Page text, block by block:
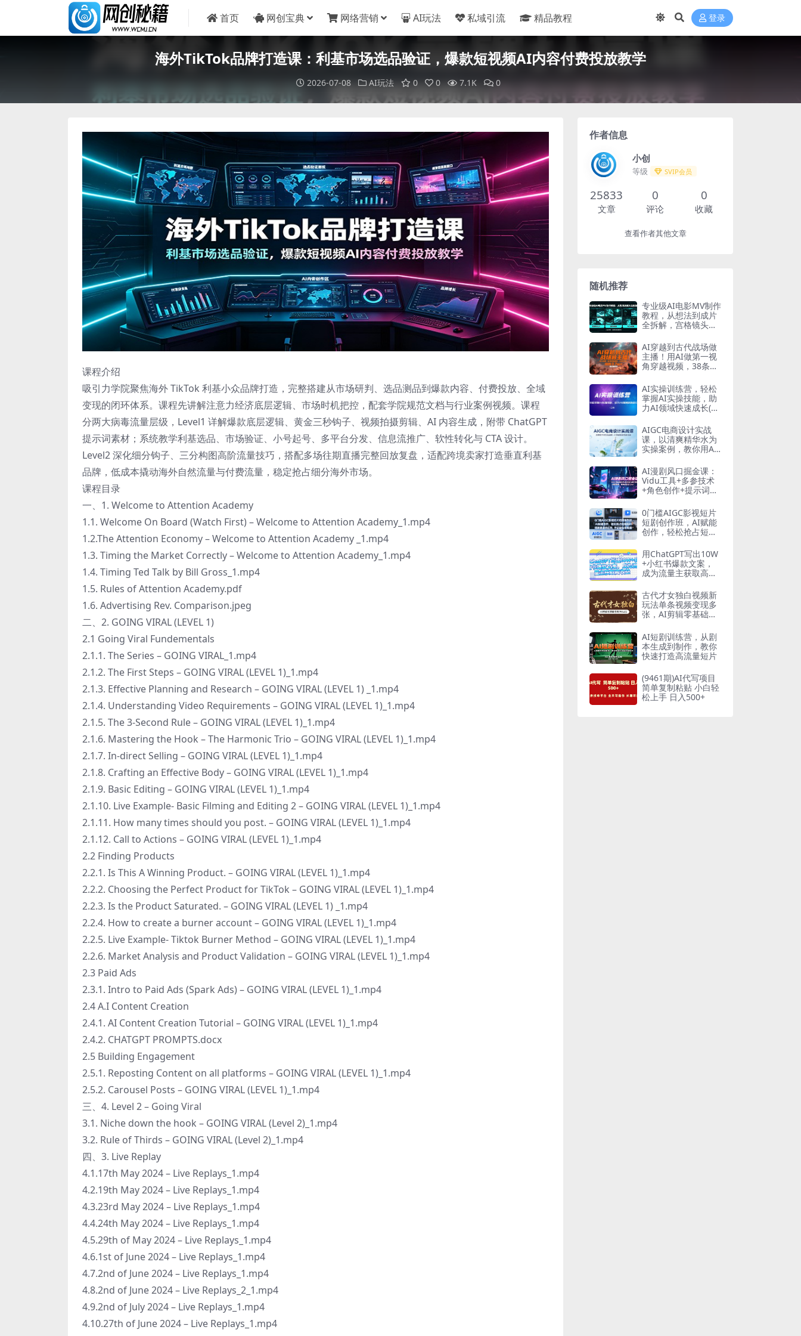
首页 网创宝典 网络营销 AI玩法 私域引流 精品教程 登录
海外TikTok品牌打造课：利基市场选品验证，爆款短视频AI内容付费投放教学
2026-07-08 AI玩法 0 0 7.1K 0
课程介绍
吸引力学院聚焦海外 TikTok 利基小众品牌打造，完整搭建从市场研判、选品测品到爆款内容、付费投放、全域
变现的闭环体系。课程先讲解注意力经济底层逻辑、市场时机把控，配套学院规范文档与行业案例视频。课程
分两大病毒流量层级，Level1 详解爆款底层逻辑、黄金三秒钩子、视频拍摄剪辑、AI 内容生成，附带 ChatGPT
提示词素材；系统教学利基选品、市场验证、小号起号、多平台分发、信息流推广、软性转化与 CTA 设计。
Level2 深化细分钩子、三分构图高阶流量技巧，搭配多场往期直播完整回放复盘，适配跨境卖家打造垂直利基
品牌，低成本撬动海外自然流量与付费流量，稳定抢占细分海外市场。
课程目录
一、1. Welcome to Attention Academy
1.1. Welcome On Board (Watch First) – Welcome to Attention Academy_1.mp4
1.2.The Attention Economy – Welcome to Attention Academy _1.mp4
1.3. Timing the Market Correctly – Welcome to Attention Academy_1.mp4
1.4. Timing Ted Talk by Bill Gross_1.mp4
1.5. Rules of Attention Academy.pdf
1.6. Advertising Rev. Comparison.jpeg
二、2. GOING VIRAL (LEVEL 1)
2.1 Going Viral Fundementals
2.1.1. The Series – GOING VIRAL_1.mp4
2.1.2. The First Steps – GOING VIRAL (LEVEL 1)_1.mp4
2.1.3. Effective Planning and Research – GOING VIRAL (LEVEL 1) _1.mp4
2.1.4. Understanding Video Requirements – GOING VIRAL (LEVEL 1)_1.mp4
2.1.5. The 3-Second Rule – GOING VIRAL (LEVEL 1)_1.mp4
2.1.6. Mastering the Hook – The Harmonic Trio – GOING VIRAL (LEVEL 1)_1.mp4
2.1.7. In-direct Selling – GOING VIRAL (LEVEL 1)_1.mp4
2.1.8. Crafting an Effective Body – GOING VIRAL (LEVEL 1)_1.mp4
2.1.9. Basic Editing – GOING VIRAL (LEVEL 1)_1.mp4
2.1.10. Live Example- Basic Filming and Editing 2 – GOING VIRAL (LEVEL 1)_1.mp4
2.1.11. How many times should you post. – GOING VIRAL (LEVEL 1)_1.mp4
2.1.12. Call to Actions – GOING VIRAL (LEVEL 1)_1.mp4
2.2 Finding Products
2.2.1. Is This A Winning Product. – GOING VIRAL (LEVEL 1)_1.mp4
2.2.2. Choosing the Perfect Product for TikTok – GOING VIRAL (LEVEL 1)_1.mp4
2.2.3. Is the Product Saturated. – GOING VIRAL (LEVEL 1) _1.mp4
2.2.4. How to create a burner account – GOING VIRAL (LEVEL 1)_1.mp4
2.2.5. Live Example- Tiktok Burner Method – GOING VIRAL (LEVEL 1)_1.mp4
2.2.6. Market Analysis and Product Validation – GOING VIRAL (LEVEL 1)_1.mp4
2.3 Paid Ads
2.3.1. Intro to Paid Ads (Spark Ads) – GOING VIRAL (LEVEL 1)_1.mp4
2.4 A.I Content Creation
2.4.1. AI Content Creation Tutorial – GOING VIRAL (LEVEL 1)_1.mp4
2.4.2. CHATGPT PROMPTS.docx
2.5 Building Engagement
2.5.1. Reposting Content on all platforms – GOING VIRAL (LEVEL 1)_1.mp4
2.5.2. Carousel Posts – GOING VIRAL (LEVEL 1)_1.mp4
三、4. Level 2 – Going Viral
3.1. Niche down the hook – GOING VIRAL (Level 2)_1.mp4
3.2. Rule of Thirds – GOING VIRAL (Level 2)_1.mp4
四、3. Live Replay
4.1.17th May 2024 – Live Replays_1.mp4
4.2.19th May 2024 – Live Replays_1.mp4
4.3.23rd May 2024 – Live Replays_1.mp4
4.4.24th May 2024 – Live Replays_1.mp4
4.5.29th of May 2024 – Live Replays_1.mp4
4.6.1st of June 2024 – Live Replays_1.mp4
4.7.2nd of June 2024 – Live Replays_1.mp4
4.8.2nd of June 2024 – Live Replays_2_1.mp4
4.9.2nd of July 2024 – Live Replays_1.mp4
4.10.27th of June 2024 – Live Replays_1.mp4
作者信息
小创
等级 SVIP会员
25833
文章
0
评论
0
收藏
查看作者其他文章
随机推荐
专业级AI电影MV制作
教程，从想法到成片
全拆解，宫格镜头
一站式教学
AI穿越到古代战场做
主播！用AI做第一视
角穿越视频，38条作
姆级教程
AI实操训练营，轻松
掌握AI实操技能，助
力AI领域快速成长(二
AIGC电商设计实战
课，以清爽精华水为
实操案例，教你用AI
AI漫剧风口掘金课：
Vidu工具+多参技术
+角色创作+提示词生
副业月入3w+
0门槛AIGC影视短片
短剧创作班，AI赋能
创作，轻松抢占短视
利，开启副业增收路
用ChatGPT写出10W
+小红书爆款文案，
成为流量主获取高收
古代才女独白视频新
玩法单条视频变现多
张，AI剪辑零基础即
AI短剧训练营，从剧
本生成到制作，教你
快速打造高流量短片
(9461期)AI代写项目
简单复制粘贴 小白轻
松上手 日入500+